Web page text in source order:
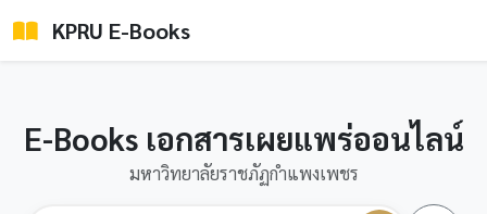
KPRU E-Books
E-Books เอกสารเผยแพร่ออนไลน์
มหาวิทยาลัยราชภัฏกำแพงเพชร